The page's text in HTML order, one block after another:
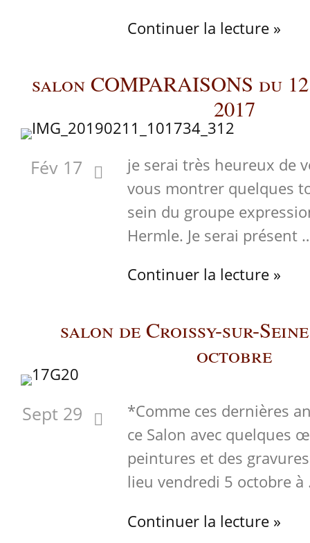
Continuer la lecture »
salon COMPARAISONS du
2017
Fév 17
je serai très heureux de
vous montrer quelques
sein du groupe
Hermle. Je serai présent
Continuer la lecture »
salon de Croissy-sur-
octobre
Sept 29
*Comme ces dernières
ce Salon avec quelques
peintures et des
lieu vendredi 5 octobre
Continuer la lecture »